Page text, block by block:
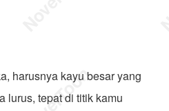
harusnya kayu besar yang
lurus, tepat di titik kamu